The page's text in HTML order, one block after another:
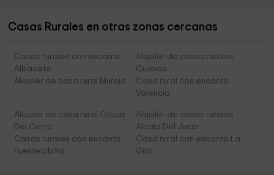
Casas Rurales en otras zonas cercanas
Casas rurales con encanto
Albacete
Alquiler de casas rurales
Cuenca
Alquiler de casa rural Murcia
Casa rural con encanto
Valencia
Alquiler de casa rural Casas
Del Cerro
Alquiler de casas rurales
Alcala Del Jucar
Casas rurales con encanto
Fuentealbilla
Casa rural con encanto La
Gila